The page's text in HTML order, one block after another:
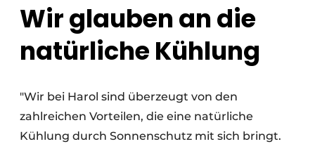
Wir glauben an die
natürliche Kühlung
"Wir bei Harol sind überzeugt von den
zahlreichen Vorteilen, die eine natürliche
Kühlung durch Sonnenschutz mit sich bringt.